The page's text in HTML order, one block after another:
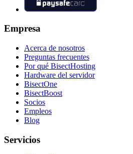
Empresa
Acerca de nosotros
Preguntas frecuentes
Por qué BisectHosting
Hardware del servidor
BisectOne
BisectBoost
Socios
Empleos
Blog
Servicios